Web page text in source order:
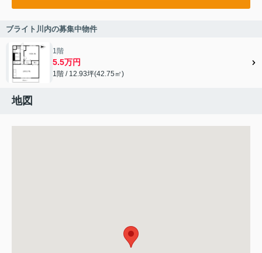
ブライト川内の募集中物件
1階
5.5万円
1階 / 12.93坪(42.75㎡)
地図